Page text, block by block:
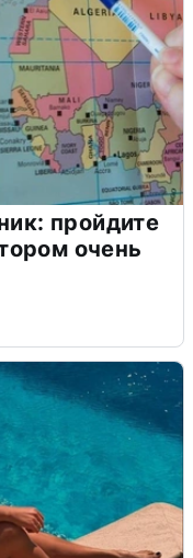
пройдите
очень